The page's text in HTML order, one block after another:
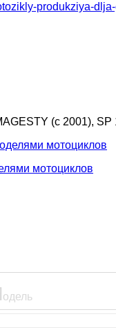
produkziya-
(c 2001),
мотоциклов
мотоциклов
одель